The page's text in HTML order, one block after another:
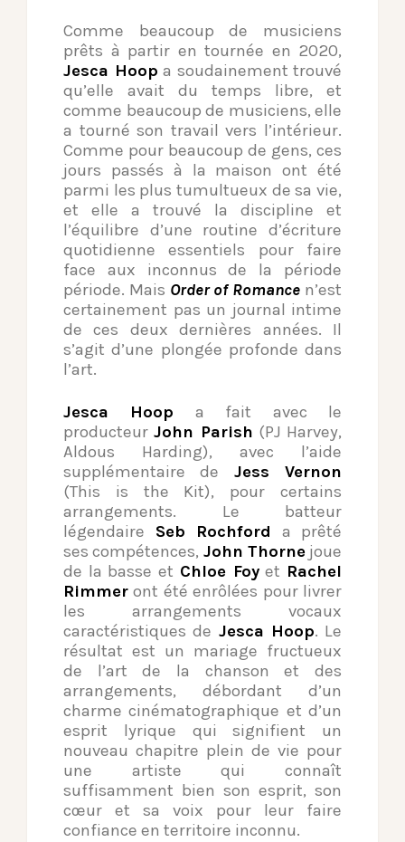
Comme beaucoup de musiciens
prêts à partir en tournée en 2020,
Jesca Hoop a soudainement trouvé
qu’elle avait du temps libre, et
comme beaucoup de musiciens, elle
a tourné son travail vers l’intérieur.
Comme pour beaucoup de gens, ces
jours passés à la maison ont été
parmi les plus tumultueux de sa vie,
et elle a trouvé la discipline et
l’équilibre d’une routine d’écriture
quotidienne essentiels pour faire
face aux inconnus de la période
période. Mais Order of Romance n’est
certainement pas un journal intime
de ces deux dernières années. Il
s’agit d’une plongée profonde dans
l’art.
Jesca Hoop a fait avec le
producteurJohn Parish (PJ Harvey,
Aldous Harding), avec l’aide
supplémentaire de Jess Vernon
(This is the Kit), pour certains
arrangements. Le batteur
légendaire Seb Rochford a prêté
ses compétences, John Thornejoue
de la basse et Chloe Foyet Rachel
Rimmer ont été enrôlées pour livrer
les arrangements vocaux
caractéristiques de Jesca Hoop. Le
résultat est un mariage fructueux
de l’art de la chanson et des
arrangements, débordant d’un
charme cinématographique et d’un
esprit lyrique qui signifient un
nouveau chapitre plein de vie pour
une artiste qui connaît
suffisamment bien son esprit, son
cœur et sa voix pour leur faire
confiance en territoire inconnu.